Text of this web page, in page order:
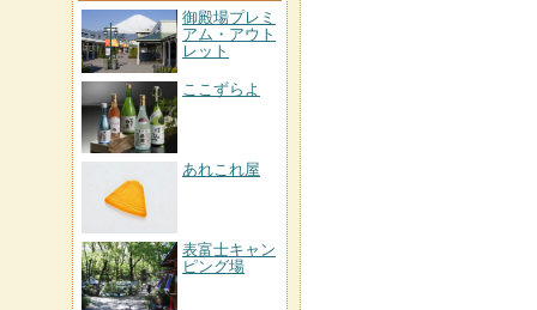
御殿場プレミ
アム・アウト
レット
ここずらよ
あれこれ屋
表富士キャン
ピング場